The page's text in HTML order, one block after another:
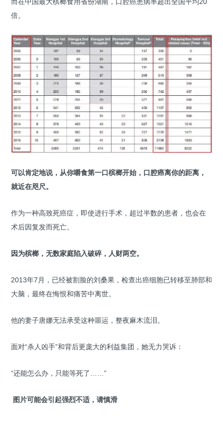
倍。
可以肯定地说，从你嚼食第一口槟榔开始，口腔癌离你的距离，
就近在咫尺。
作为一种高致死癌症，即使进行手术，超过半数的患者，也会在
术后因复发而死亡。
因为槟榔，无数家庭陷入破碎，人财两空。
2013年7月，已经被割脸的刘桑果，检查出癌细胞已转移至肺部和
大脑，最终在悔恨和痛苦中离世。
他的妻子唐娜无法承受这种噩运，整夜麻木流泪。
面对“杀人凶手”和背后更庞大的利益集团，她无力哭诉：
“还能怎么办，只能等死了……”
图片可能会引起强烈不适，请慎滑